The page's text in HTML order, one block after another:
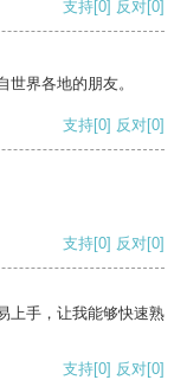
支持[0] 反对[0]
界各地的朋友。
支持[0] 反对[0]
支持[0] 反对[0]
上手，让我能够快速熟
支持[0] 反对[0]